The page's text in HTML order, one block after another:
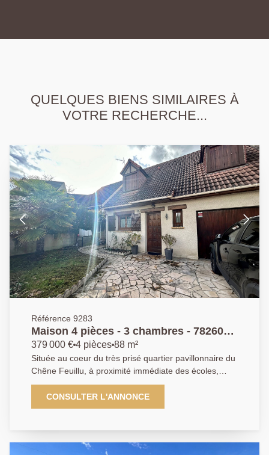
QUELQUES BIENS SIMILAIRES À
VOTRE RECHERCHE...
Référence 9283
Maison 4 pièces - 3 chambres - 78260
Achères
379 000 € 4 pièces 88 m²
Située au coeur du très prisé quartier pavillonnaire du
Chêne Feuillu, à proximité immédiate des écoles,
commerces et d'un arrêt de bus desservant la gare
RER/SNCF d'Achères, l'Agence Principale de Poissy
vous présente en exclusivité cette agréable maison
m². Elle se compose, au rez-de-chaussée, d'une
entrée, d'un vaste séjour/salle à manger lumineux,
CONSULTER L'ANNONCE